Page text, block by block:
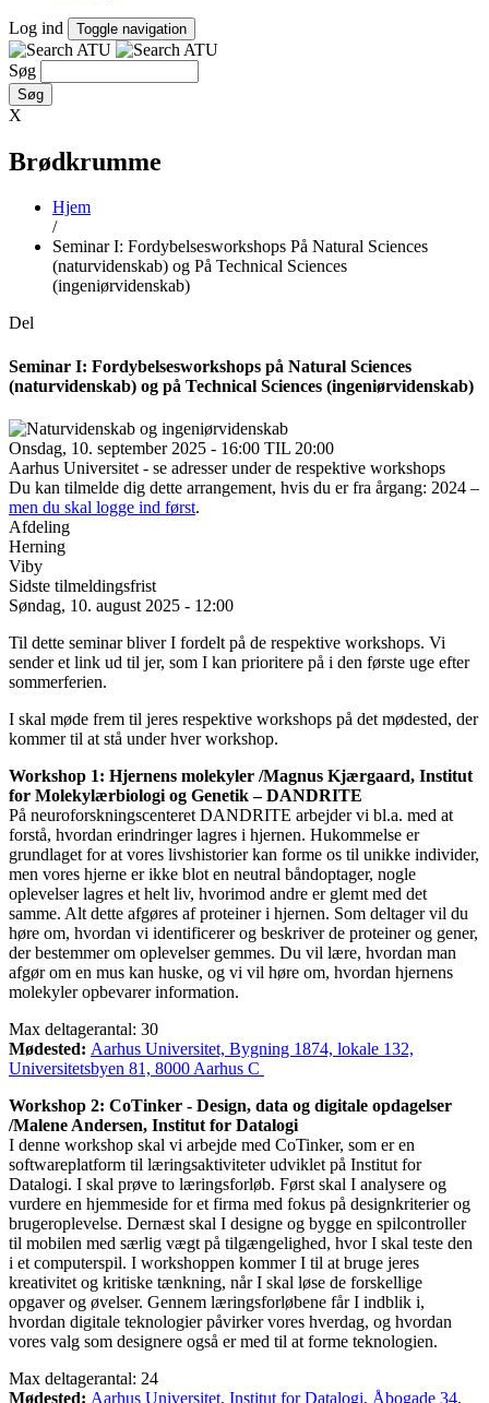
Log ind Toggle navigation
Søg
X
Brødkrumme
Hjem
/
Seminar I: Fordybelsesworkshops På Natural Sciences
(naturvidenskab) og På Technical Sciences
(ingeniørvidenskab)
Del
Seminar I: Fordybelsesworkshops på Natural Sciences
(naturvidenskab) og på Technical Sciences (ingeniørvidenskab)
Onsdag, 10. september 2025 - 16:00 TIL 20:00
Aarhus Universitet - se adresser under de respektive workshops
Du kan tilmelde dig dette arrangement, hvis du er fra årgang: 2024 –
men du skal logge ind først.
Afdeling
Herning
Viby
Sidste tilmeldingsfrist
Søndag, 10. august 2025 - 12:00
Til dette seminar bliver I fordelt på de respektive workshops. Vi
sender et link ud til jer, som I kan prioritere på i den første uge efter
sommerferien.
I skal møde frem til jeres respektive workshops på det mødested, der
kommer til at stå under hver workshop.
Workshop 1: Hjernens molekyler /Magnus Kjærgaard, Institut
for Molekylærbiologi og Genetik – DANDRITE
På neuroforskningscenteret DANDRITE arbejder vi bl.a. med at
forstå, hvordan erindringer lagres i hjernen. Hukommelse er
grundlaget for at vores livshistorier kan forme os til unikke individer,
men vores hjerne er ikke blot en neutral båndoptager, nogle
oplevelser lagres et helt liv, hvorimod andre er glemt med det
samme. Alt dette afgøres af proteiner i hjernen. Som deltager vil du
høre om, hvordan vi identificerer og beskriver de proteiner og gener,
der bestemmer om oplevelser gemmes. Du vil lære, hvordan man
afgør om en mus kan huske, og vi vil høre om, hvordan hjernens
molekyler opbevarer information.
Max deltagerantal: 30
Mødested: Aarhus Universitet, Bygning 1874, lokale 132,
Universitetsbyen 81, 8000 Aarhus C
Workshop 2: CoTinker - Design, data og digitale opdagelser
/Malene Andersen, Institut for Datalogi
I denne workshop skal vi arbejde med CoTinker, som er en
softwareplatform til læringsaktiviteter udviklet på Institut for
Datalogi. I skal prøve to læringsforløb. Først skal I analysere og
vurdere en hjemmeside for et firma med fokus på designkriterier og
brugeroplevelse. Dernæst skal I designe og bygge en spilcontroller
til mobilen med særlig vægt på tilgængelighed, hvor I skal teste den
i et computerspil. I workshoppen kommer I til at bruge jeres
kreativitet og kritiske tænkning, når I skal løse de forskellige
opgaver og øvelser. Gennem læringsforløbene får I indblik i,
hvordan digitale teknologier påvirker vores hverdag, og hvordan
vores valg som designere også er med til at forme teknologien.
Max deltagerantal: 24
Mødested: Aarhus Universitet, Institut for Datalogi, Åbogade 34,